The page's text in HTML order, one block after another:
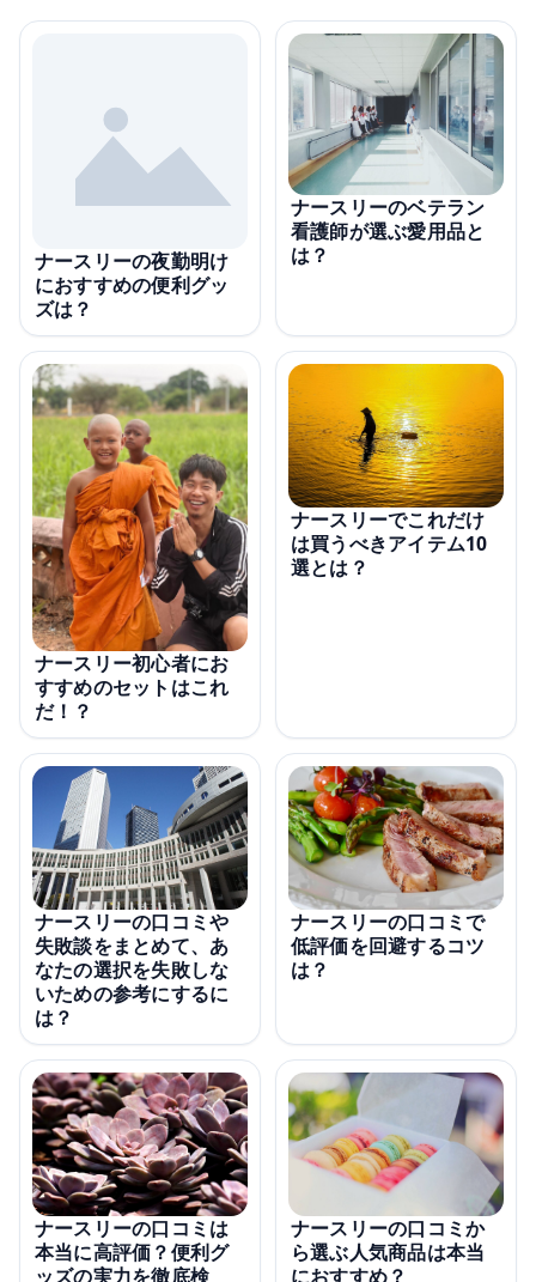
ナースリーの夜勤明け
におすすめの便利グッ
ズは？
ナースリーのベテラン
看護師が選ぶ愛用品と
は？
ナースリー初心者にお
すすめのセットはこれ
だ！？
ナースリーでこれだけ
は買うべきアイテム10
選とは？
ナースリーの口コミや
失敗談をまとめて、あ
なたの選択を失敗しな
いための参考にするに
は？
ナースリーの口コミで
低評価を回避するコツ
は？
ナースリーの口コミは
本当に高評価？便利グ
ッズの実力を徹底検
ナースリーの口コミか
ら選ぶ人気商品は本当
におすすめ？